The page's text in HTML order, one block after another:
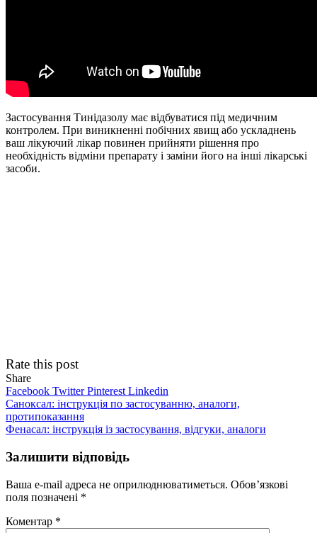
Застосування Тинідазолу має відбуватися під медичним
контролем. При виникненні побічних явищ або ускладнень
ваш лікуючий лікар повинен прийняти рішення про
необхідність відміни препарату і заміни його на інші лікарські
засоби.
Rate this post
Share
Facebook TwitterPinterest Linkedin
Навігація
записів
Саноксал: інструкція по застосуванню, аналоги,
протипоказання
Фенасал: інструкція із застосування, відгуки, аналоги
Залишити відповідь
Ваша e-mail адреса не оприлюднюватиметься. Обов’язкові
поля позначені *
Коментар *